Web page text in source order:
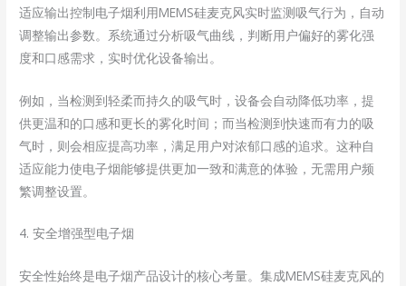
适应输出控制电子烟利用MEMS硅麦克风实时监测吸气行为，自动
调整输出参数。系统通过分析吸气曲线，判断用户偏好的雾化强
度和口感需求，实时优化设备输出。
例如，当检测到轻柔而持久的吸气时，设备会自动降低功率，提
供更温和的口感和更长的雾化时间；而当检测到快速而有力的吸
气时，则会相应提高功率，满足用户对浓郁口感的追求。这种自
适应能力使电子烟能够提供更加一致和满意的体验，无需用户频
繁调整设置。
4. 安全增强型电子烟
安全性始终是电子烟产品设计的核心考量。集成MEMS硅麦克风的